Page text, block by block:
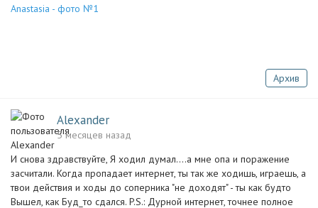
Архив
Alexander
5 месяцев назад
И снова здравствуйте, Я ходил думал....а мне опа и поражение
засчитали. Когда пропадает интернет, ты так же ходишь, играешь, а
твои действия и ходы до соперника "не доходят" - ты как будто
Вышел, как Буд_то сдался. P.S.: Дурной интернет, точнее полное